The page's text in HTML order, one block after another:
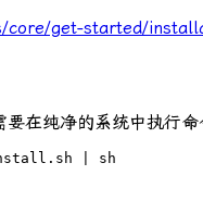
core/get-started/
在纯净的系统中执行命
| sh